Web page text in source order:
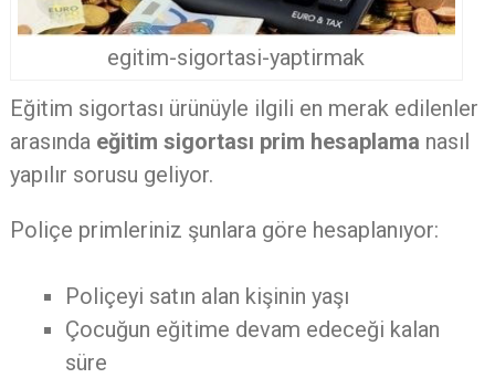
egitim-sigortasi-yaptirmak
Eğitim sigortası ürünüyle ilgili en merak edilenler
arasında eğitim sigortası prim hesaplama nasıl
yapılır sorusu geliyor.
Poliçe primleriniz şunlara göre hesaplanıyor:
Poliçeyi satın alan kişinin yaşı
Çocuğun eğitime devam edeceği kalan
süre